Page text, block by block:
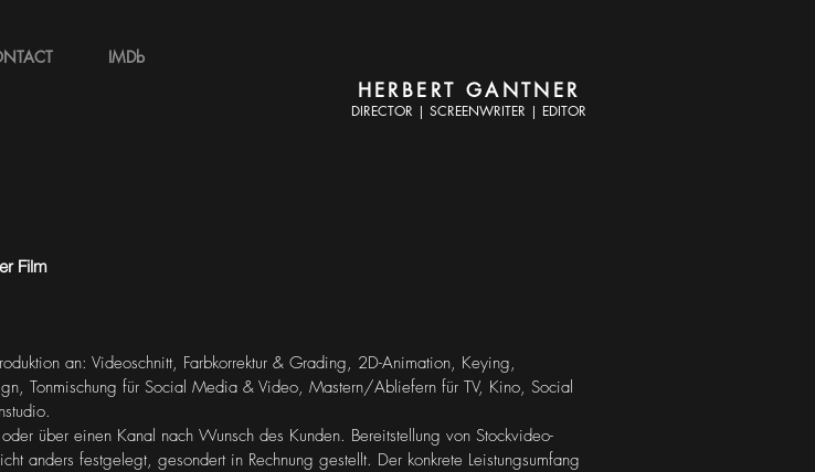
IMDb
HERBERT GANTNER
DIRECTOR | SCREENWRITER | EDITOR
Film
an: Videoschnitt, Farbkorrektur & Grading, 2D-Animation, Keying,
Tonmischung für Social Media & Video, Mastern/Abliefern für TV, Kino, Social
über einen Kanal nach Wunsch des Kunden. Bereitstellung von Stockvideo-
anders festgelegt, gesondert in Rechnung gestellt. Der konkrete Leistungsumfang